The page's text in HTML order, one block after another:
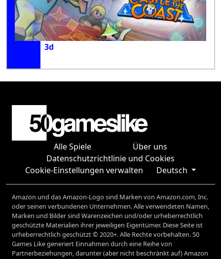
3d
Alle Spiele
Über uns
Datenschutzrichtlinie und Cookies
Cookie-Einstellungen verwalten
Deutsch
Amazon und das Amazon-Logo sind Marken von Amazon.com, Inc.
oder seinen verbundenen Unternehmen. Alle verwendeten Namen,
Marken und Bilder sind Warenzeichen und/oder urheberrechtlich
geschützte Materialien ihrer jeweiligen Eigentümer. Diese Seite ist
urheberrechtlich geschützt © 2020+. Alle Rechte vorbehalten. 50
Games Like generiert Einnahmen durch eine Reihe von
Partnerbeziehungen, darunter (aber nicht beschränkt auf) Amazon